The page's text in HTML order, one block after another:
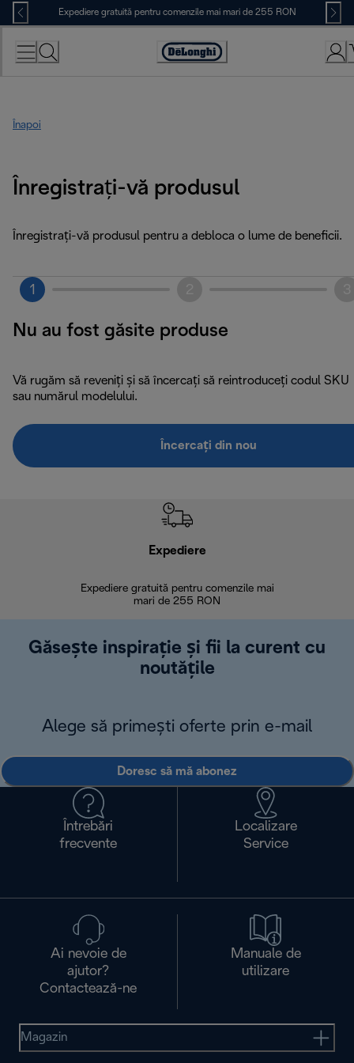
Skip
to
Content
Expediere gratuită pentru comenzile mai mari de 255 RON
Accessibility
Înapoi
Înregistrați-vă produsul
Înregistrați-vă produsul pentru a debloca o lume de beneficii.
1
Nu au fost găsite produse
Vă rugăm să reveniți și să încercați să reintroduceți codul SKU
sau numărul modelului.
Încercați din nou
Expediere
Expediere gratuită pentru comenzile mai
mari de 255 RON
Găsește inspirație și fii la curent cu
noutățile
Alege să primești oferte prin e-mail
Doresc să mă abonez
Întrebări
frecvente
Localizare
Service
Ai nevoie de
ajutor?
Contactează-ne
Manuale de
utilizare
Magazin